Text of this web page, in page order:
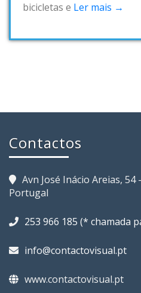
bicicletas e Ler mais →
Contactos
Avn José Inácio Areias, 54
Portugal
253 966 185 (* chamada
info@contactovisual.pt
www.contactovisual.pt